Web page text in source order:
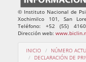
© Instituto Nacional de
Xochimilco 101, San
Teléfono: +52 (55)
Dirección web:
INICIO NÚMERO
DECLARACIÓN DE